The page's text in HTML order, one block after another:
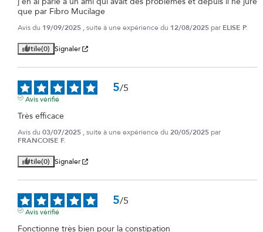
que par Fibro Mucilage
Avis du 19/09/2025 , suite à une expérience du 12/08/2025 par ELISE P.
Utile(0) Signaler
5/5
Avis vérifié
Très efficace
Avis du 03/07/2025 , suite à une expérience du 20/05/2025 par
FRANCOISE F.
Utile(0) Signaler
5/5
Avis vérifié
Fonctionne très bien pour la constipation